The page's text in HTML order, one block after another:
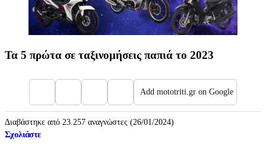
Τα 5 πρώτα σε ταξινομήσεις παπιά το 2023
Add mototriti.gr on Google
Διαβάστηκε από 23.257 αναγνώστες (26/01/2024)
Σχολιάστε